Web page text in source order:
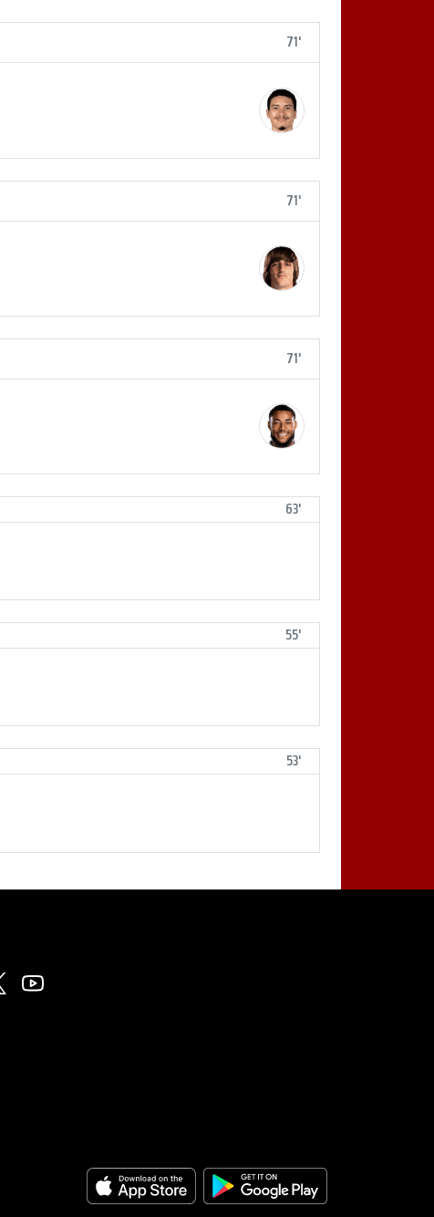
71'
71'
71'
63'
55'
53'